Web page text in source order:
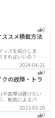
0
スメ積載方法
ッズを紹介しま
すればいいの？と
ツーリング、キャ
の積載方法を解説
介するので、バイ
ください。
2024-04-21
0
クの故障・トラ
や故障は避けたい
、転倒によるパー
ルと対処法を徹底
ても対処法を知
2023-05-20
0